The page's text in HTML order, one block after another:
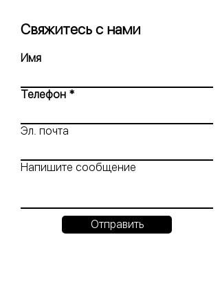
Свяжитесь с нами
Имя
Телефон
Эл. почта
Напишите сообщение
Отправить